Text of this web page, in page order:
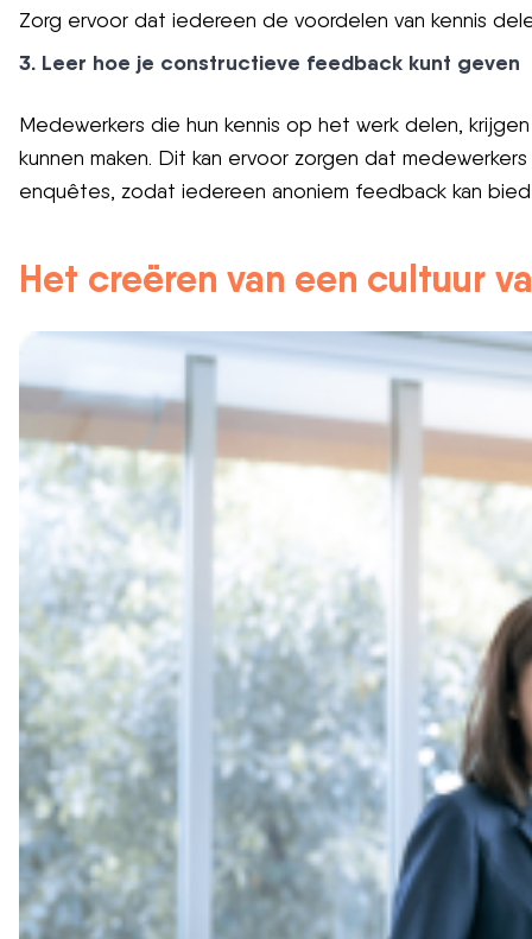
Zorg ervoor dat iedereen de voordelen van kennis
3. Leer hoe je constructieve feedback kunt geven
Medewerkers die hun kennis op het werk delen,
kunnen maken. Dit kan ervoor zorgen dat
enquêtes, zodat iedereen anoniem feedback kan
Het creëren van een cultuur